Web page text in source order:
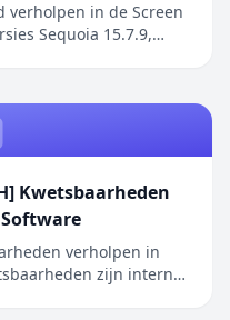
verholpen in de Screen
Sequoia 15.7.9,
geldige
Kwetsbaarheden
verholpen in
zijn intern